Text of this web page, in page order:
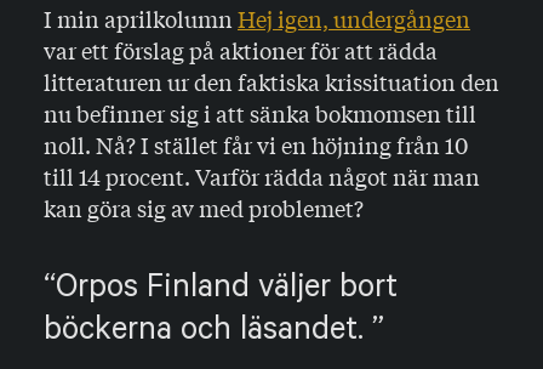
I min aprilkolumnHej igen, undergången
var ett förslag på aktioner för att rädda
litteraturen ur den faktiska krissituation den
nu befinner sig i att sänka bokmomsen till
noll. Nå? I stället får vi en höjning från 10
till 14 procent. Varför rädda något när man
kan göra sig av med problemet?
Orpos Finland väljer bort
böckerna och läsandet.